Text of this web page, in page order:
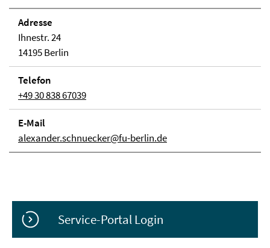
Adresse
Ihnestr. 24
14195 Berlin
Telefon
+49 30 838 67039
E-Mail
alexander.schnuecker@fu-berlin.de
Service-Portal Login